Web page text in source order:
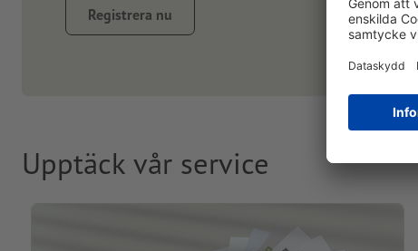
Registrera nu
Upptäck vår service